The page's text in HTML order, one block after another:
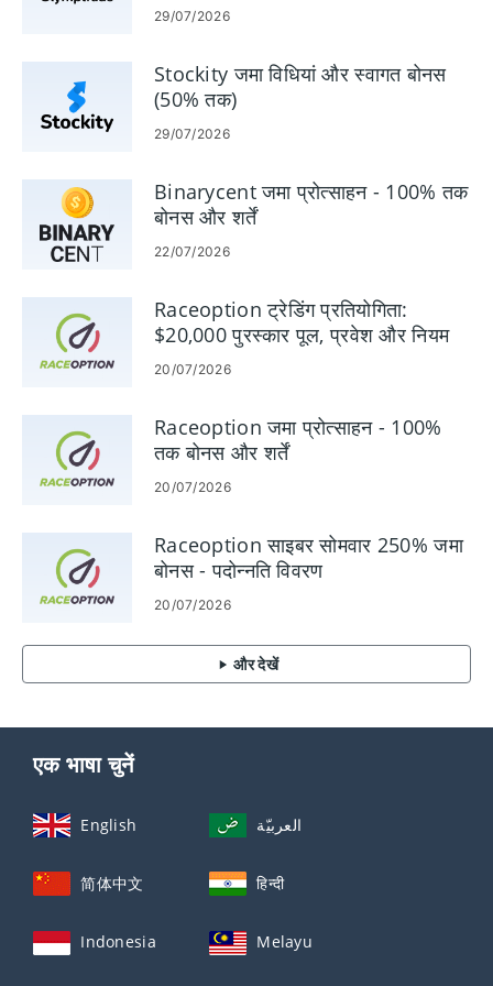
- विनियमित और विश्वसनीय
29/07/2026
Stockity जमा विधियां और स्वागत बोनस
(50% तक)
29/07/2026
Binarycent जमा प्रोत्साहन - 100% तक
बोनस और शर्तें
22/07/2026
Raceoption ट्रेडिंग प्रतियोगिता:
$20,000 पुरस्कार पूल, प्रवेश और नियम
20/07/2026
Raceoption जमा प्रोत्साहन - 100%
तक बोनस और शर्तें
20/07/2026
Raceoption साइबर सोमवार 250% जमा
बोनस - पदोन्नति विवरण
20/07/2026
और देखें
एक भाषा चुनें
English العربيّة
简体中文 हिन्दी
Indonesia Melayu